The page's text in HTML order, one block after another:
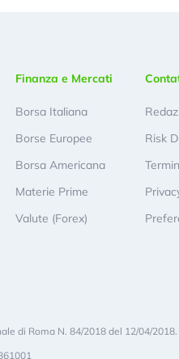
Finanza e Mercati
Borsa Italiana
Borse Europee
Borsa Americana
Materie Prime
Valute (Forex)
Risk
di Roma N. 84/2018 del 12/04/2018.